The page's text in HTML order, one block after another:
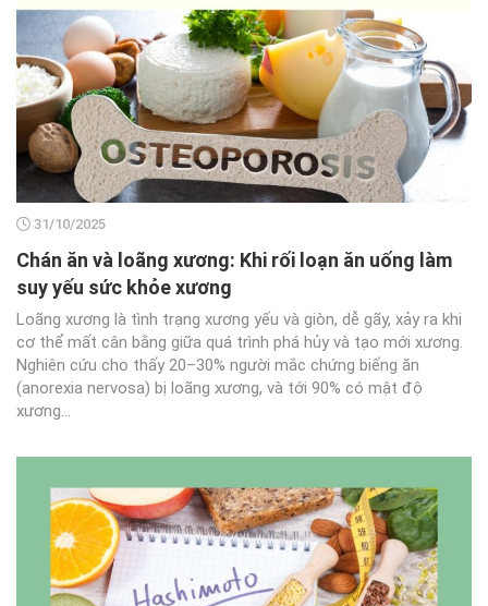
31/10/2025
Chán ăn và loãng xương: Khi rối loạn ăn uống làm
suy yếu sức khỏe xương
Loãng xương là tình trạng xương yếu và giòn, dễ gãy, xảy ra khi
cơ thể mất cân bằng giữa quá trình phá hủy và tạo mới xương.
Nghiên cứu cho thấy 20–30% người mắc chứng biếng ăn
(anorexia nervosa) bị loãng xương, và tới 90% có mật độ
xương...